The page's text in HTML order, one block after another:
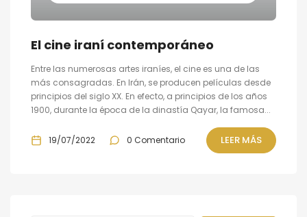
El cine iraní contemporáneo
Entre las numerosas artes iraníes, el cine es una de las
más consagradas. En Irán, se producen películas desde
principios del siglo XX. En efecto, a principios de los años
1900, durante la época de la dinastía Qayar, la famosa...
19/07/2022 0 Comentario LEER MÁS